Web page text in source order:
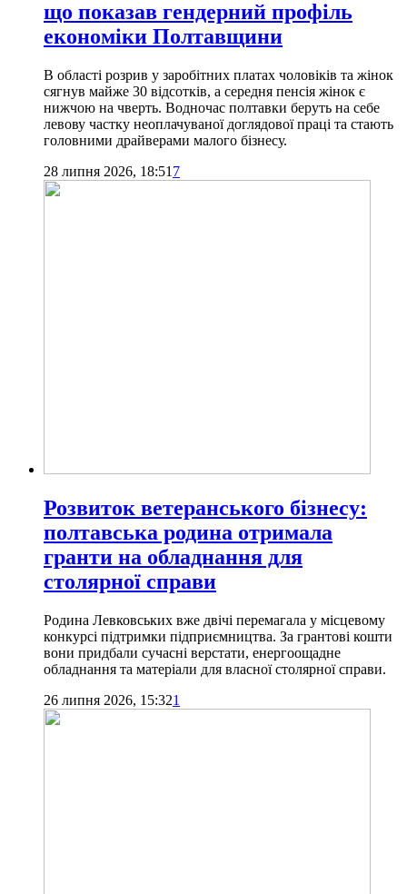
що показав гендерний профіль
економіки Полтавщини
В області розрив у заробітних платах чоловіків та жінок
сягнув майже 30 відсотків, а середня пенсія жінок є
нижчою на чверть. Водночас полтавки беруть на себе
левову частку неоплачуваної доглядової праці та стають
головними драйверами малого бізнесу.
28 липня 2026, 18:51 7
Розвиток ветеранського бізнесу:
полтавська родина отримала
гранти на обладнання для
столярної справи
Родина Левковських вже двічі перемагала у місцевому
конкурсі підтримки підприємництва. За грантові кошти
вони придбали сучасні верстати, енергоощадне
обладнання та матеріали для власної столярної справи.
26 липня 2026, 15:321